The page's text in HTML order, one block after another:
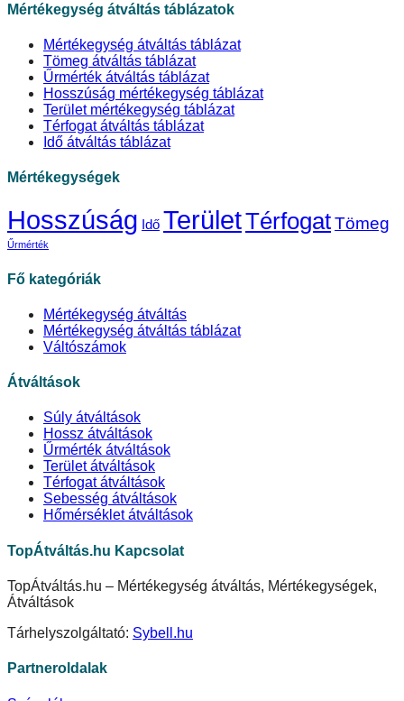
Mértékegység átváltás táblázatok
Mértékegység átváltás táblázat
Tömeg átváltás táblázat
Űrmérték átváltás táblázat
Hosszúság mértékegység táblázat
Terület mértékegység táblázat
Térfogat átváltás táblázat
Idő átváltás táblázat
Mértékegységek
Hosszúság Idő TerületTérfogatTömeg
Űrmérték
Fő kategóriák
Mértékegység átváltás
Mértékegység átváltás táblázat
Váltószámok
Átváltások
Súly átváltások
Hossz átváltások
Űrmérték átváltások
Terület átváltások
Térfogat átváltások
Sebesség átváltások
Hőmérséklet átváltások
TopÁtváltás.hu Kapcsolat
TopÁtváltás.hu – Mértékegység átváltás, Mértékegységek,
Átváltások
Tárhelyszolgáltató: Sybell.hu
Partneroldalak